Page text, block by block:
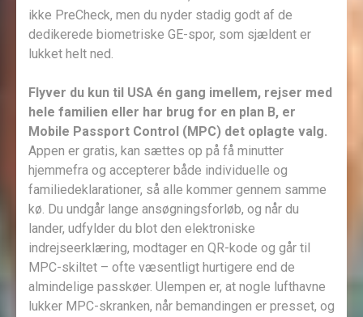
ikke PreCheck, men du nyder stadig godt af de
dedikerede biometriske GE-spor, som sjældent er
lukket helt ned.
Flyver du kun til USA én gang imellem, rejser med
hele familien eller har brug for en plan B, er
Mobile Passport Control (MPC) det oplagte valg.
Appen er gratis, kan sættes op på få minutter
hjemmefra og accepterer både individuelle og
familiedeklarationer, så alle kommer gennem samme
kø. Du undgår lange ansøgningsforløb, og når du
lander, udfylder du blot den elektroniske
indrejseerklæring, modtager en QR-kode og går til
MPC-skiltet – ofte væsentligt hurtigere end de
almindelige passkøer. Ulempen er, at nogle lufthavne
lukker MPC-skranken, når bemandingen er presset, og